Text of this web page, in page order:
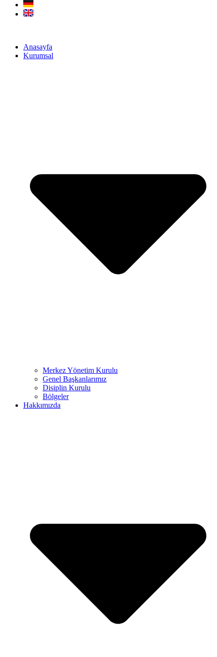
Anasayfa
Kurumsal
Merkez Yönetim Kurulu
Genel Başkanlarımız
Disiplin Kurulu
Bölgeler
Hakkımızda